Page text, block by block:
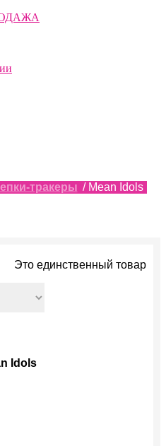
тракеры / Mean Idols
Это единственный товар
Idols